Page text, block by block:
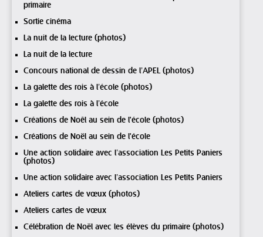
primaire
Sortie cinéma
La nuit de la lecture (photos)
La nuit de la lecture
Concours national de dessin de l’APEL (photos)
La galette des rois à l’école (photos)
La galette des rois à l’école
Créations de Noêl au sein de l'école (photos)
Créations de Noël au sein de l'école
Une action solidaire avec l’association Les Petits Paniers
(photos)
Une action solidaire avec l’association Les Petits Paniers
Ateliers cartes de vœux (photos)
Ateliers cartes de vœux
Célébration de Noël avec les élèves du primaire (photos)